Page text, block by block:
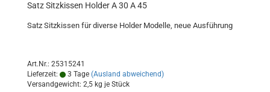
Satz Sitzkissen Holder A 30 A 45
Satz Sitzkissen für diverse Holder Modelle, neue Ausführung
Art.Nr.: 25315241
Lieferzeit:
3 Tage (Ausland abweichend)
Versandgewicht: 2,5 kg je Stück